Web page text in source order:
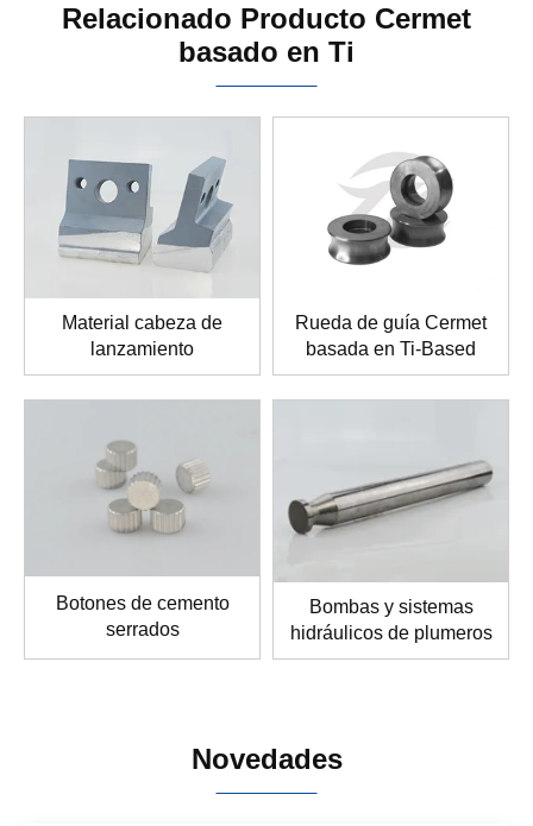
Relacionado Producto Cermet
basado en Ti
Material cabeza de
lanzamiento
Rueda de guía Cermet
basada en Ti-Based
Botones de cemento
serrados
Bombas y sistemas
hidráulicos de plumeros
Novedades